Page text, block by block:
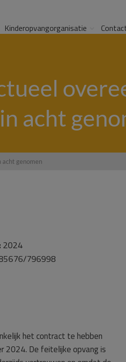
Kinderopvangorganisatie
acht
genomen
2024
796998
het contract te hebben
2024. De feitelijke opvang is